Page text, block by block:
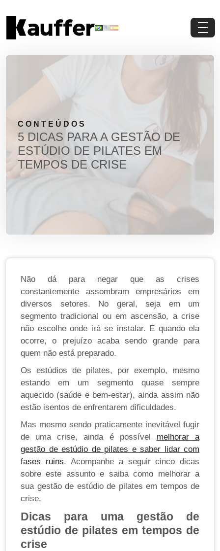
Materiais Gratuitos
CONTEÚDOS
5 DICAS PARA A GESTÃO DE
ESTÚDIO DE PILATES EM
TEMPOS DE CRISE
Não dá para negar que as crises
constantemente assombram empresários em
diversos setores. No geral, seja em um
segmento tradicional ou em ascensão, a crise
não escolhe onde irá se instalar. E quando ela
ocorre, o prejuízo acaba sendo grande para
quem não está preparado.
Os estúdios de pilates, por exemplo, mesmo
estando em um segmento quase sempre
aquecido (saúde e bem-estar), ainda assim não
estão isentos de enfrentarem dificuldades.
Mas mesmo sendo praticamente inevitável fugir
de uma crise, ainda é possível melhorar a
gestão de estúdio de pilates e saber lidar com
fases ruins.Acompanhe a seguir cinco dicas
sobre este assunto e saiba como melhorar a
sua gestão de estúdio de pilates em tempos de
crise.
Dicas para uma gestão de
estúdio de pilates em tempos de
crise